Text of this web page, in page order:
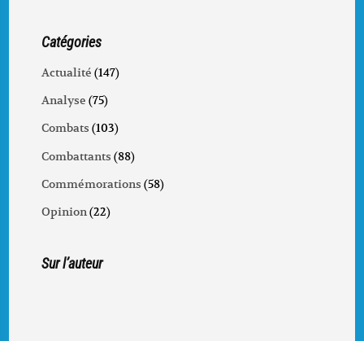
Catégories
Actualité (147)
Analyse (75)
Combats (103)
Combattants (88)
Commémorations (58)
Opinion(22)
Sur l’auteur